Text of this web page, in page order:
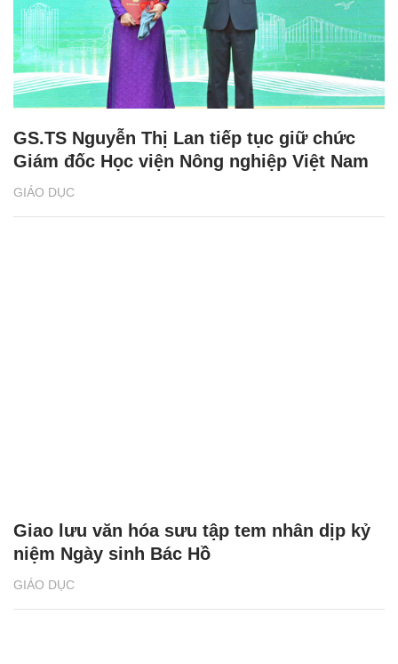
GIÁO DỤC
GS.TS Nguyễn Thị Lan tiếp tục giữ chức
Giám đốc Học viện Nông nghiệp Việt Nam
GIÁO DỤC
Giao lưu văn hóa sưu tập tem nhân dịp kỷ
niệm Ngày sinh Bác Hồ